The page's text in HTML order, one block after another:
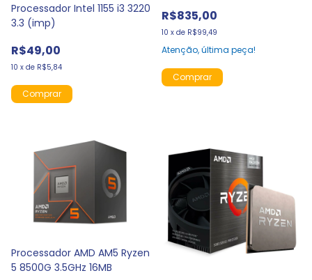
Processador Intel 1155 i3 3220
3.3 (imp)
R$49,00
10 x de R$5,84
R$835,00
10 x de R$99,49
Atenção, última peça!
Processador AMD AM5 Ryzen
5 8500G 3.5GHz 16MB